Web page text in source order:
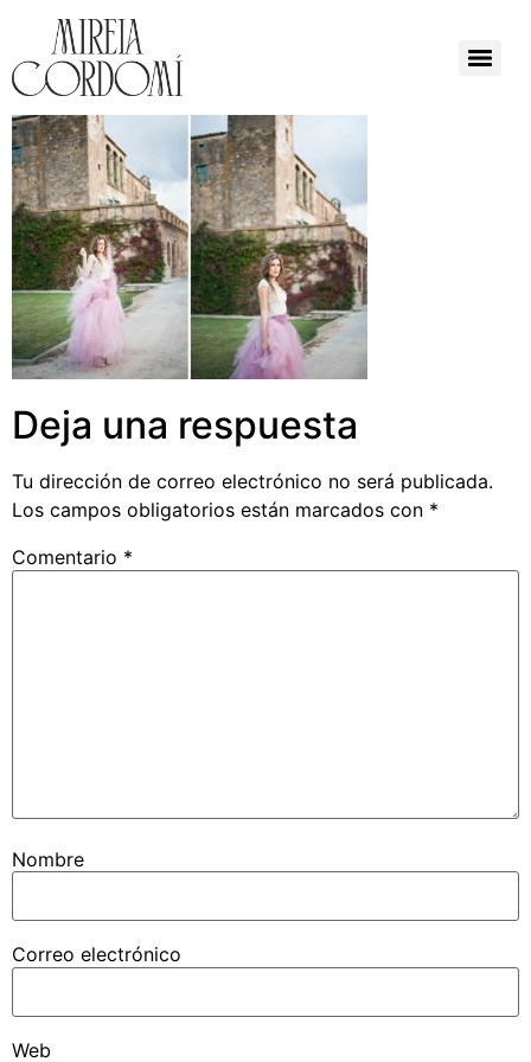
Deja una respuesta
Tu dirección de correo electrónico no será publicada.
Los campos obligatorios están marcados con *
Comentario *
Nombre
Correo electrónico
Web